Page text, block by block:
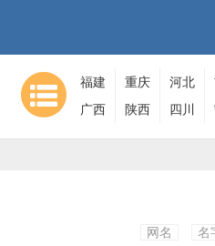
福建 重庆 河北
广西
陕西 四川
网名 名